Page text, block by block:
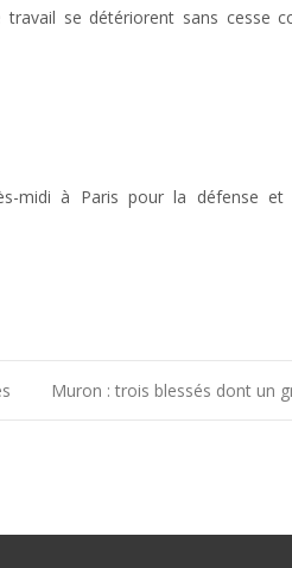
se détériorent sans cesse
midi à Paris pour la défense et
Muron : trois blessés dont un